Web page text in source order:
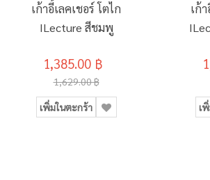
เก้าอี้เลคเชอร์ โตไก
ILecture สีชมพู
1,385.00 ฿
1,629.00 ฿
เพิ่มในตะกร้า
เก้
เ